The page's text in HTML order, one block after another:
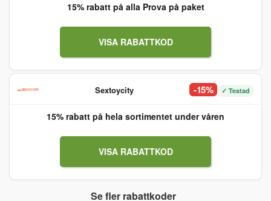
15% rabatt på alla Prova på paket
VISA RABATTKOD
Sextoycity -15% ✓ Testad
15% rabatt på hela sortimentet under våren
VISA RABATTKOD
Se fler rabattkoder